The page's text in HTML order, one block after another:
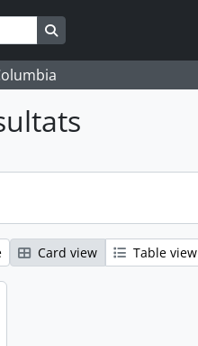
Search in browse page
Card view Table view